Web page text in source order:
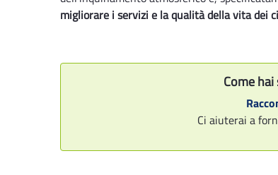
migliorare i servizi e la qualità della vita dei
Come
Ci aiuterai a